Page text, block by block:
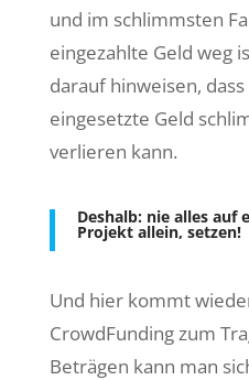
und im schlimmsten
eingezahlte Geld weg
darauf hinweisen,
eingesetzte Geld
verlieren kann.
Deshalb: nie alles auf
Projekt allein, setzen!
Und hier kommt
CrowdFunding zum
Beträgen kann man